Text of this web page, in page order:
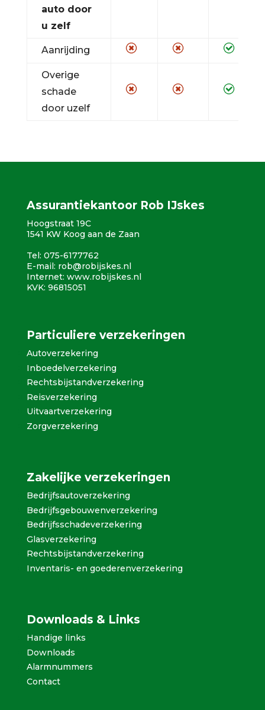
auto door
u zelf
Aanrijding
Overige
schade
door uzelf
Assurantiekantoor Rob IJskes
Hoogstraat 19C
1541 KW Koog aan de Zaan
Tel: 075-6177762
E-mail: rob@robijskes.nl
Internet: www.robijskes.nl
KVK: 96815051
Particuliere verzekeringen
Autoverzekering
Inboedelverzekering
Rechtsbijstandverzekering
Reisverzekering
Uitvaartverzekering
Zorgverzekering
Zakelijke verzekeringen
Bedrijfsautoverzekering
Bedrijfsgebouwenverzekering
Bedrijfsschadeverzekering
Glasverzekering
Rechtsbijstandverzekering
Inventaris- en goederenverzekering
Downloads & Links
Handige links
Downloads
Alarmnummers
Contact